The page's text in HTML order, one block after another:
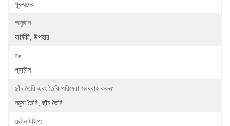
পুরুষদের
অনুষ্ঠান:
বার্ষিকী, উপহার
রঙ:
প্রাচীন
ছাঁচ তৈরি এবং তৈরি পরিষেবা সরবরাহ করুন:
নমুনা তৈরি, ছাঁচ তৈরি
চেইন টাইপ: